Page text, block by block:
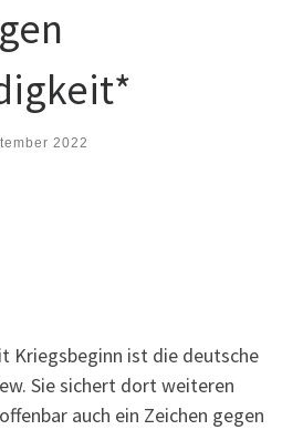
2022
Kriegsbeginn ist die deutsche
Sie sichert dort weiteren
auch ein Zeichen gegen